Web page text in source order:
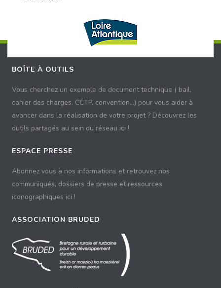
BOÎTE À OUTILS
Vous cherchez un exemple de document technique ( bail,
cahier des charges, CCTP, convention...) pour vous aider à
avancer dans la réalisation de votre projet ? Découvrez les
outils partagés au sein du réseau ici !
ESPACE PRESSE
Abonnez vous à nos informations et retrouvez nos
communiqués, dossiers de presse et ressources
iconographiques ici !
ASSOCIATION BRUDED